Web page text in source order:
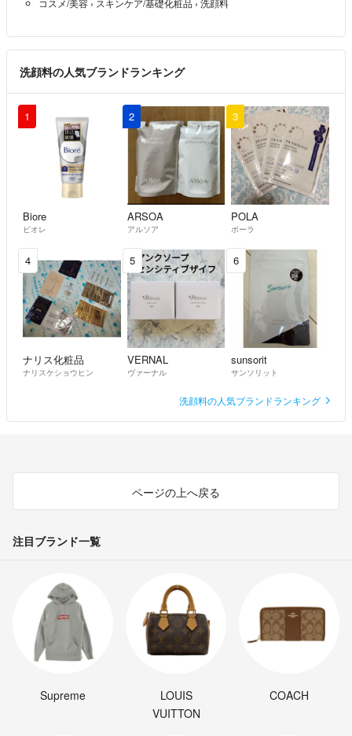
◆基本的に、リサイクル梱包です。
◇服など圧縮する事があります。
◆服などに対して発送前にアイロンかけは
行いません。服の畳みシワなどありましたら
ご購入者様で整えをお願いします。
୨୧・・・・・・・・・・・・・・・・・・・୨୧
出品したものに関して
୨୧・・・・・・・・・・・・・・・・・・・୨୧
◆全て個人宅での自宅保管です。
◇気になる点はなんなりとコメントをください。
しばらく出品を優先にして説明を簡素にしております。
◆ペットは飼っておりません。
（犬用品の出品は実家のものです）
◇喫煙者もおりません
最後まで一読いただきありがとうございます‼︎
お互いが気持ちの良いお取引をできるよう努めてます。
コスメ/美容 › スキンケア/基礎化粧品 › 洗顔料
洗顔料の人気ブランドランキング
1
Biore
ビオレ
2
ARSOA
アルソア
3
POLA
ポーラ
4
ナリス化粧品
ナリスケショウヒン
5
VERNAL
ヴァーナル
6
sunsorit
サンソリット
洗顔料の人気ブランドランキング
ページの上へ戻る
注目ブランド一覧
Supreme
LOUIS
VUITTON
COACH